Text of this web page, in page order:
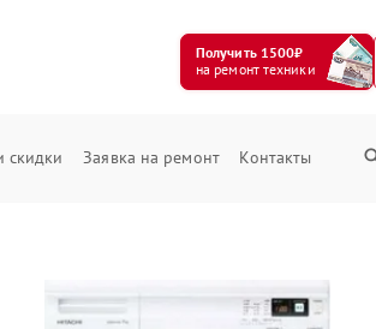
Получить 1500₽
на ремонт техники
скидки Заявка на ремонт Контакты